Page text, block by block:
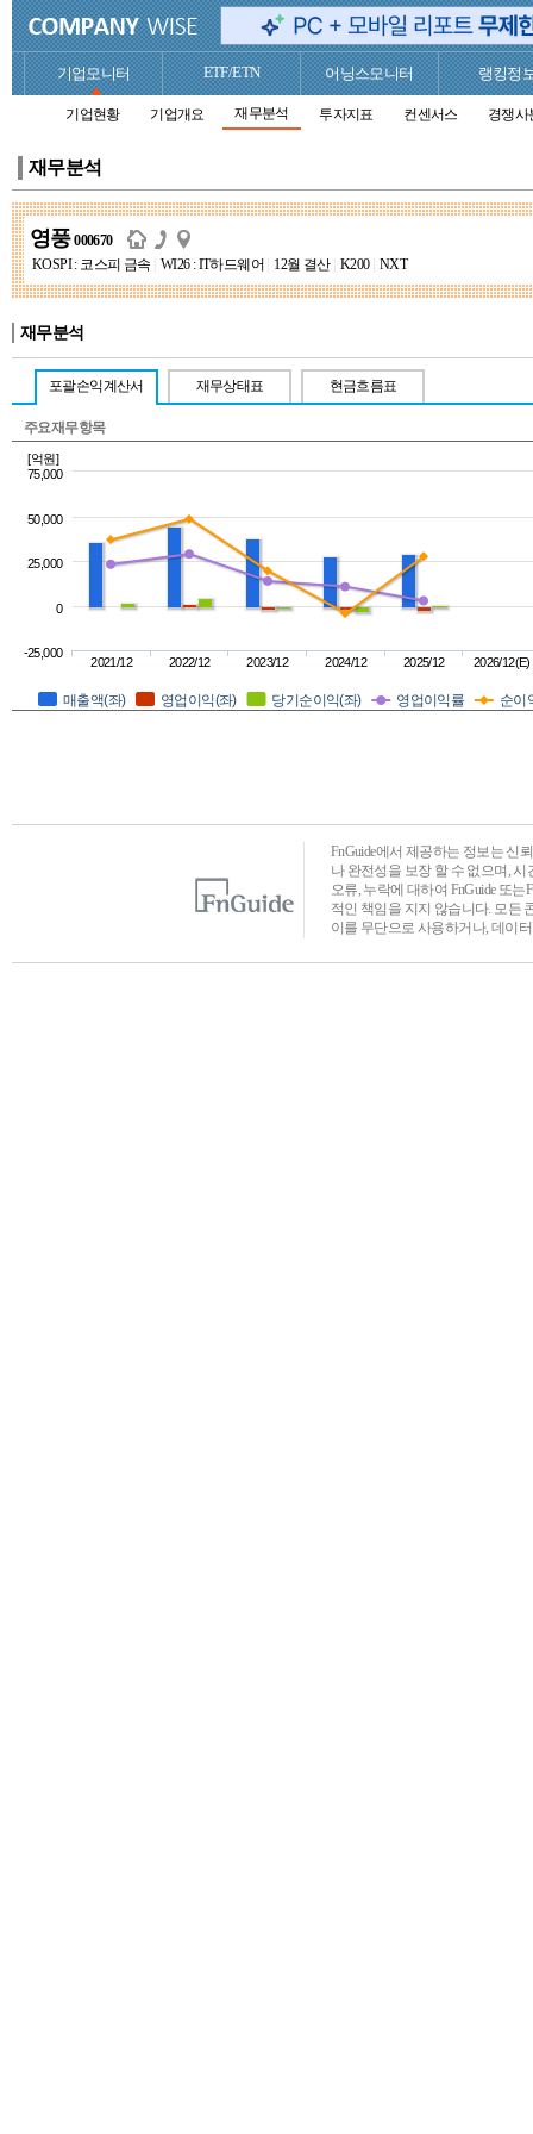
기업모니터 ETF/ETN 어닝스모니터 랭킹정
기업현황 기업개요 재무분석 투자지표 컨센서스 경쟁사
재무분석
영풍000670
KOSPI : 코스피 금속
WI26 : IT하드웨어 12월 결산 K200 NXT
재무분석
포괄손익계산서 재무상태표 현금흐름표
주요재무항목
[억원]
매출액(좌) 영업이익(좌) 당기순이익(좌) 영업이익률 순이
2021/12 2022/12 2023/12 2024/12 2025/12 2026/12(E)
-25,000
0
25,000
50,000
75,000
FnGuide에서 제공하는 정보는 신
나 완전성을 보장 할 수 없으며,
오류, 누락에 대하여 FnGuide 또
적인 책임을 지지 않습니다. 모든
이를 무단으로 사용하거나, 데이